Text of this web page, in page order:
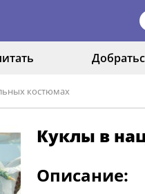
костюмах
Куклы в
Описание: